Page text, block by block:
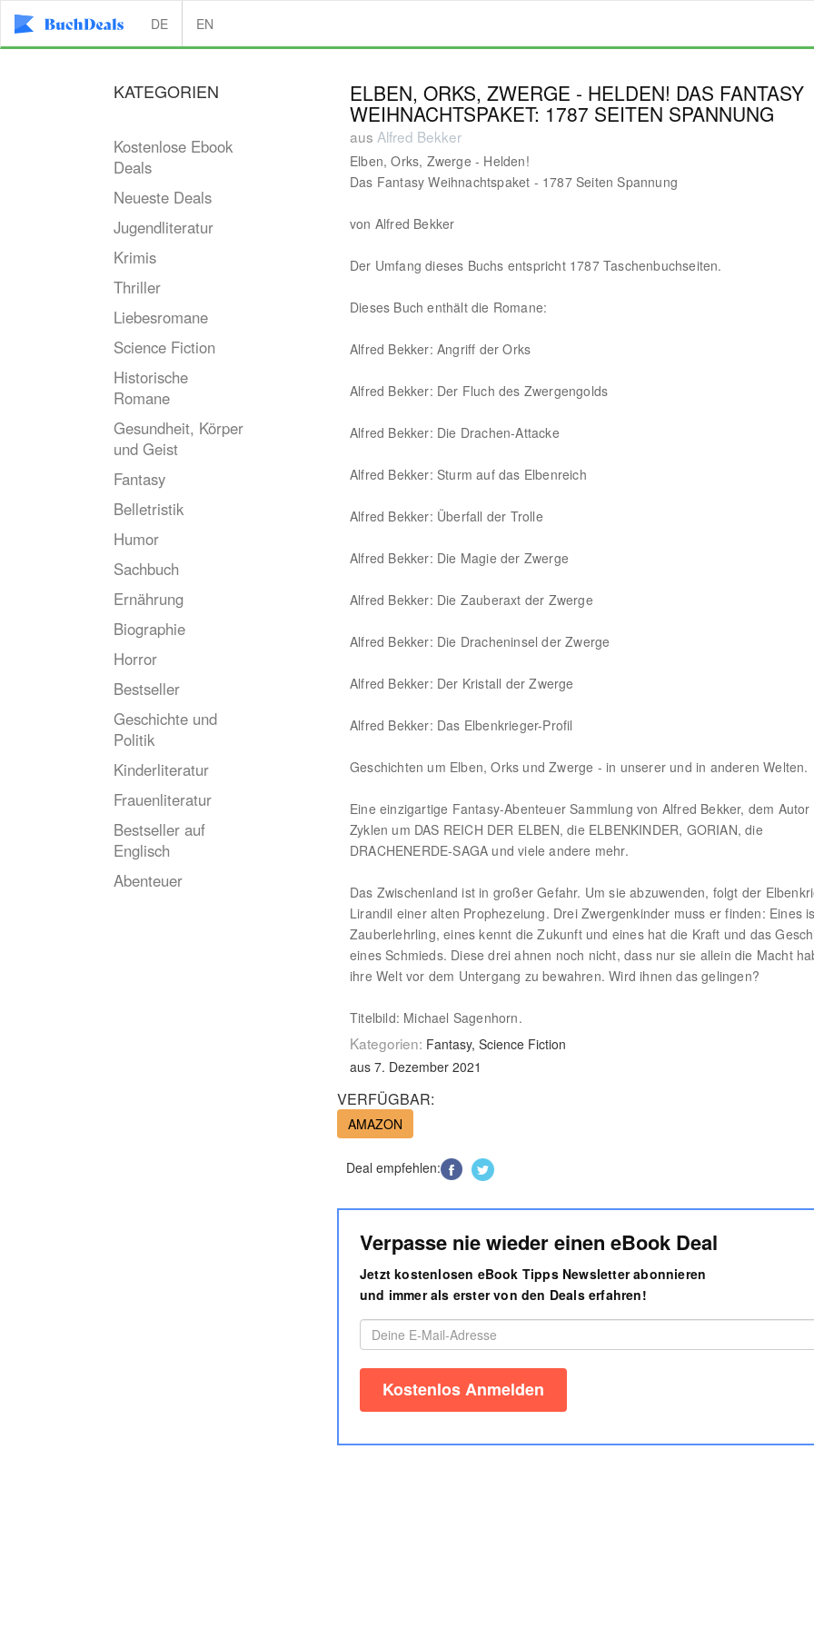
DE EN
KATEGORIEN
Kostenlose Ebook
Deals
Neueste Deals
Jugendliteratur
Krimis
Thriller
Liebesromane
Science Fiction
Historische
Romane
Gesundheit, Körper
und Geist
Fantasy
Belletristik
Humor
Sachbuch
Ernährung
Biographie
Horror
Bestseller
Geschichte und
Politik
Kinderliteratur
Frauenliteratur
Bestseller auf
Englisch
Abenteuer
ELBEN, ORKS, ZWERGE - HELDEN! DAS FANTASY
WEIHNACHTSPAKET: 1787 SEITEN SPANNUNG
aus Alfred Bekker
Elben, Orks, Zwerge - Helden!
Das Fantasy Weihnachtspaket - 1787 Seiten Spannung
von Alfred Bekker
Der Umfang dieses Buchs entspricht 1787 Taschenbuchseiten.
Dieses Buch enthält die Romane:
Alfred Bekker: Angriff der Orks
Alfred Bekker: Der Fluch des Zwergengolds
Alfred Bekker: Die Drachen-Attacke
Alfred Bekker: Sturm auf das Elbenreich
Alfred Bekker: Überfall der Trolle
Alfred Bekker: Die Magie der Zwerge
Alfred Bekker: Die Zauberaxt der Zwerge
Alfred Bekker: Die Dracheninsel der Zwerge
Alfred Bekker: Der Kristall der Zwerge
Alfred Bekker: Das Elbenkrieger-Profil
Geschichten um Elben, Orks und Zwerge - in unserer und in anderen Welten.
Eine einzigartige Fantasy-Abenteuer Sammlung von Alfred Bekker, dem Autor
Zyklen um DAS REICH DER ELBEN, die ELBENKINDER, GORIAN, die
DRACHENERDE-SAGA und viele andere mehr.
Das Zwischenland ist in großer Gefahr. Um sie abzuwenden, folgt der
Lirandil einer alten Prophezeiung. Drei Zwergenkinder muss er finden: Eines
Zauberlehrling, eines kennt die Zukunft und eines hat die Kraft und das
eines Schmieds. Diese drei ahnen noch nicht, dass nur sie allein die Macht
ihre Welt vor dem Untergang zu bewahren. Wird ihnen das gelingen?
Titelbild: Michael Sagenhorn.
Kategorien: Fantasy, Science Fiction
aus 7. Dezember 2021
VERFÜGBAR:
AMAZON
Deal empfehlen:
Verpasse nie wieder einen eBook Deal
Jetzt kostenlosen eBook Tipps Newsletter abonnieren
und immer als erster von den Deals erfahren!